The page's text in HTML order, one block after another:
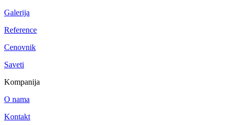
Galerija
Reference
Cenovnik
Saveti
Kompanija
O nama
Kontakt